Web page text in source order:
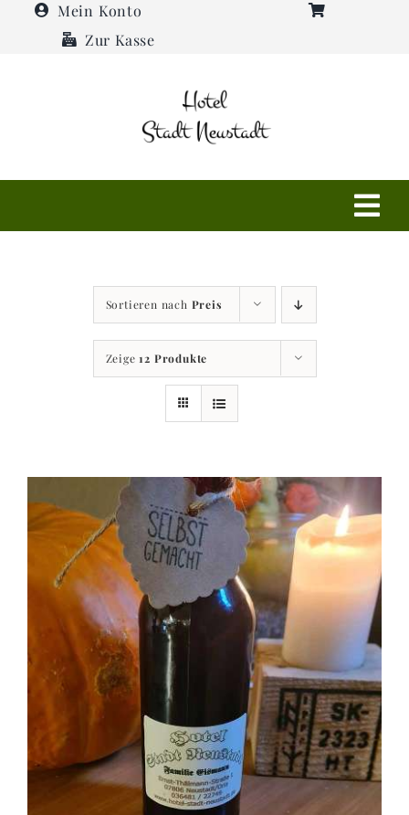
Mein Konto
Zur Kasse
Restaurant
Anfahrt + Kontakt
Sortieren nach Preis
Zeige12 Produkte